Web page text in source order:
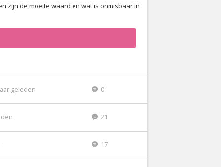
zijn de moeite waard en wat is onmisbaar in
geleden 0
21
17